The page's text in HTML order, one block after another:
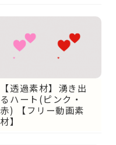
【透過素材】湧き出
るハート(ピンク・
赤) 【フリー動画素
材】